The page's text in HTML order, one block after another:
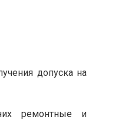
допуска на
ремонтные и